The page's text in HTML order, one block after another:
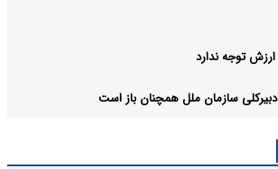
توجه ندارد
سازمان ملل همچنان باز است